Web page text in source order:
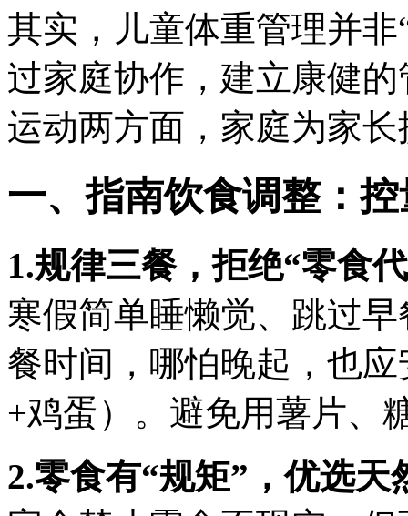
其实，儿童体重管理并
过家庭协作，建立康健
运动两方面，家庭为家
一、指南饮食调整：
1.规律三餐，拒绝“零食
寒假简单睡懒觉、跳过
餐时间，哪怕晚起，也
+鸡蛋）。避免用薯片、
2.零食有“规矩”，优选天